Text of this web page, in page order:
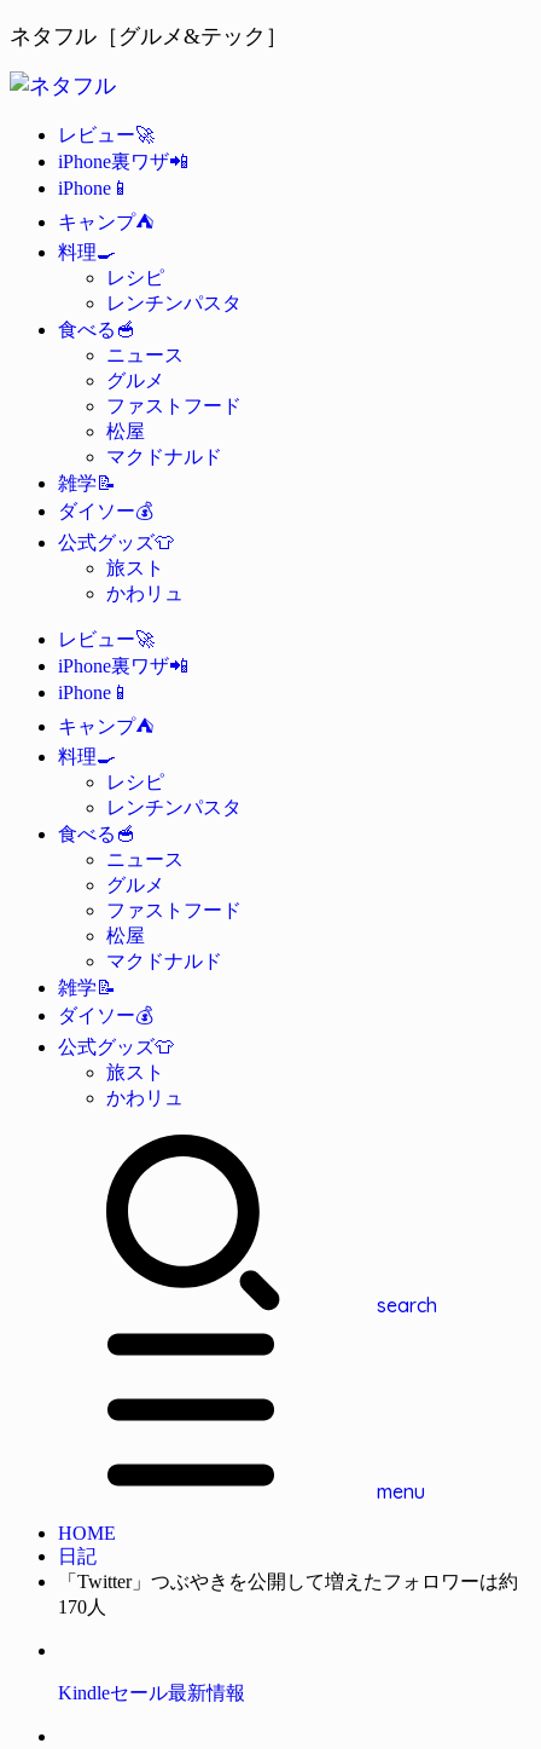
ネタフル［グルメ&テック］
レビュー🚀
iPhone裏ワザ📲
iPhone 📱
キャンプ⛺
料理🍳
レシピ
レンチンパスタ
食べる 🥣
ニュース
グルメ
ファストフード
松屋
マクドナルド
雑学📝
ダイソー💰
公式グッズ👕
旅スト
かわリュ
レビュー🚀
iPhone裏ワザ📲
iPhone 📱
キャンプ⛺
料理🍳
レシピ
レンチンパスタ
食べる 🥣
ニュース
グルメ
ファストフード
松屋
マクドナルド
雑学📝
ダイソー💰
公式グッズ👕
旅スト
かわリュ
search
menu
HOME
日記
「Twitter」つぶやきを公開して増えたフォロワーは約
170人
Kindleセール最新情報